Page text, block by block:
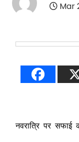
Mar
नवरात्रि पर सफाई